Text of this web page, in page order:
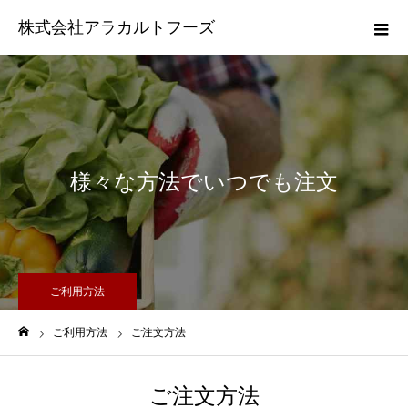
株式会社アラカルトフーズ
様々な方法でいつでも注文
ご利用方法
ご利用方法 ご注文方法
ご注文方法